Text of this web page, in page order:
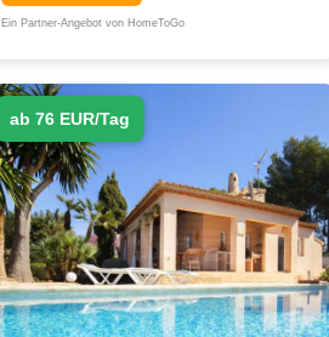
Ein Partner-Angebot von HomeToGo
ab 76 EUR/Tag